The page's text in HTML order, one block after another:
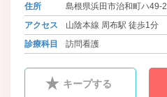
住所
島根県浜田市治和町ハ49-2
アクセス
山陰本線 周布駅 徒歩1分
診療科目
訪問看護
キープする